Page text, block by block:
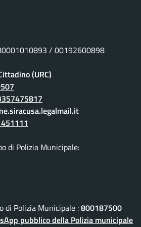
/ 00192600898
(URC)
di Polizia Municipale:
di Polizia Municipale :800187500
pubblico della Polizia municipale